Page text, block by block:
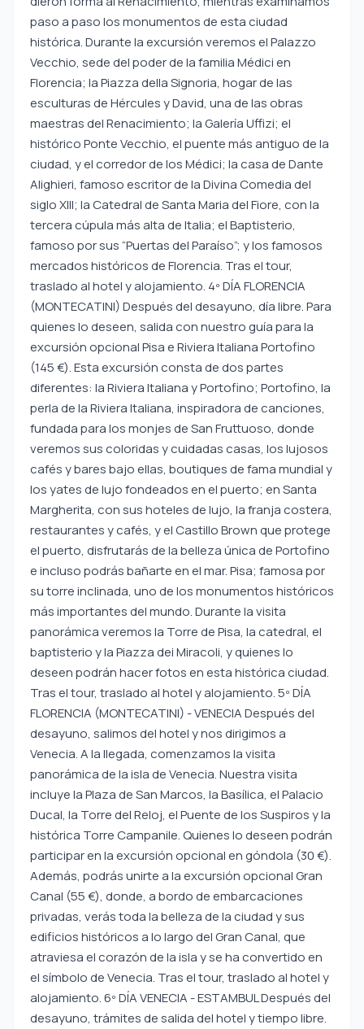
paso a paso los monumentos de esta ciudad
histórica. Durante la excursión veremos el Palazzo
Vecchio, sede del poder de la familia Médici en
Florencia; la Piazza della Signoria, hogar de las
esculturas de Hércules y David, una de las obras
maestras del Renacimiento; la Galería Uffizi; el
histórico Ponte Vecchio, el puente más antiguo de la
ciudad, y el corredor de los Médici; la casa de Dante
Alighieri, famoso escritor de la Divina Comedia del
siglo XIII; la Catedral de Santa Maria del Fiore, con la
tercera cúpula más alta de Italia; el Baptisterio,
famoso por sus “Puertas del Paraíso”; y los famosos
mercados históricos de Florencia. Tras el tour,
traslado al hotel y alojamiento. 4º DÍA FLORENCIA
(MONTECATINI) Después del desayuno, día libre. Para
quienes lo deseen, salida con nuestro guía para la
excursión opcional Pisa e Riviera Italiana Portofino
(145 €). Esta excursión consta de dos partes
diferentes: la Riviera Italiana y Portofino; Portofino, la
perla de la Riviera Italiana, inspiradora de canciones,
fundada para los monjes de San Fruttuoso, donde
veremos sus coloridas y cuidadas casas, los lujosos
cafés y bares bajo ellas, boutiques de fama mundial y
los yates de lujo fondeados en el puerto; en Santa
Margherita, con sus hoteles de lujo, la franja costera,
restaurantes y cafés, y el Castillo Brown que protege
el puerto, disfrutarás de la belleza única de Portofino
e incluso podrás bañarte en el mar. Pisa; famosa por
su torre inclinada, uno de los monumentos históricos
más importantes del mundo. Durante la visita
panorámica veremos la Torre de Pisa, la catedral, el
baptisterio y la Piazza dei Miracoli, y quienes lo
deseen podrán hacer fotos en esta histórica ciudad.
Tras el tour, traslado al hotel y alojamiento. 5º DÍA
FLORENCIA (MONTECATINI) - VENECIA Después del
desayuno, salimos del hotel y nos dirigimos a
Venecia. A la llegada, comenzamos la visita
panorámica de la isla de Venecia. Nuestra visita
incluye la Plaza de San Marcos, la Basílica, el Palacio
Ducal, la Torre del Reloj, el Puente de los Suspiros y la
histórica Torre Campanile. Quienes lo deseen podrán
participar en la excursión opcional en góndola (30 €).
Además, podrás unirte a la excursión opcional Gran
Canal (55 €), donde, a bordo de embarcaciones
privadas, verás toda la belleza de la ciudad y sus
edificios históricos a lo largo del Gran Canal, que
atraviesa el corazón de la isla y se ha convertido en
el símbolo de Venecia. Tras el tour, traslado al hotel y
alojamiento. 6º DÍA VENECIA - ESTAMBUL Después del
desayuno, trámites de salida del hotel y tiempo libre.